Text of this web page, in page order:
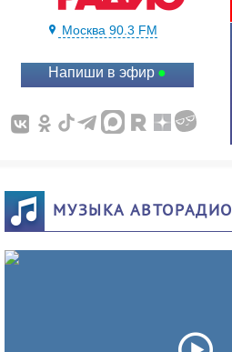
Москва 90.3 FM
Напиши в эфир
МУЗЫКА АВТОРАДИО